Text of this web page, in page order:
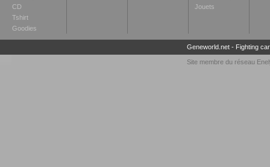
CD
Tshirt
Goodies
Jouets
Geneworld.net- Fighting
Site membre du réseau